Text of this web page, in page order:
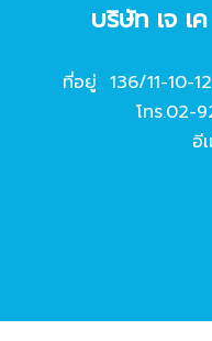
บริษัท เจ เ
ที่อยู่ 136/11-10-
โทร.02-
อี